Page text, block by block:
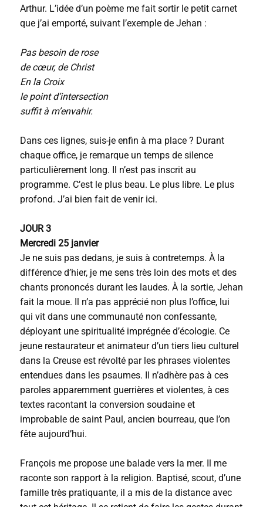
Arthur. L’idée d’un poème me fait sortir le petit carnet
que j’ai emporté, suivant l’exemple de Jehan :
Pas besoin de rose
de cœur, de Christ
En la Croix
le point d’intersection
suffit à m’envahir.
Dans ces lignes, suis-je enfin à ma place ? Durant
chaque office, je remarque un temps de silence
particulièrement long. Il n’est pas inscrit au
programme. C’est le plus beau. Le plus libre. Le plus
profond. J’ai bien fait de venir ici.
JOUR 3
Mercredi 25 janvier
Je ne suis pas dedans, je suis à contretemps. À la
différence d’hier, je me sens très loin des mots et des
chants prononcés durant les laudes. À la sortie, Jehan
fait la moue. Il n’a pas apprécié non plus l’office, lui
qui vit dans une communauté non confessante,
déployant une spiritualité imprégnée d’écologie. Ce
jeune restaurateur et animateur d’un tiers lieu culturel
dans la Creuse est révolté par les phrases violentes
entendues dans les psaumes. Il n’adhère pas à ces
paroles apparemment guerrières et violentes, à ces
textes racontant la conversion soudaine et
improbable de saint Paul, ancien bourreau, que l’on
fête aujourd’hui.
François me propose une balade vers la mer. Il me
raconte son rapport à la religion. Baptisé, scout, d’une
famille très pratiquante, il a mis de la distance avec